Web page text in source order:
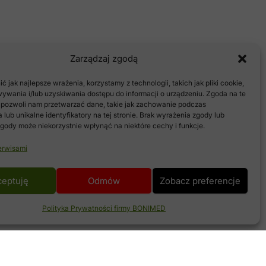
Zarządzaj zgodą
jak najlepsze wrażenia, korzystamy z technologii, takich jak pliki cookie,
i/lub uzyskiwania dostępu do informacji o urządzeniu. Zgoda na te
nam przetwarzać dane, takie jak zachowanie podczas
lub unikalne identyfikatory na tej stronie. Brak wyrażenia zgody lub
może niekorzystnie wpłynąć na niektóre cechy i funkcje.
Odmów Zobacz preferencje
Polityka Prywatności firmy BONIMED